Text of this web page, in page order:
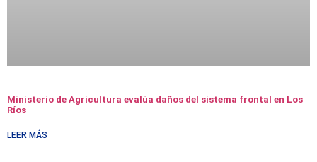
Ministerio de Agricultura evalúa daños del sistema frontal en Los
Ríos
LEER MÁS